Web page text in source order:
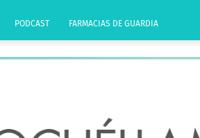
PODCAST FARMACIAS DE GUARDIA